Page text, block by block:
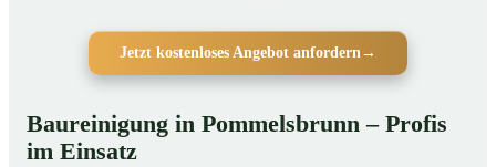
Jetzt kostenloses Angebot anfordern→
Baureinigung in Pommelsbrunn – Profis
im Einsatz